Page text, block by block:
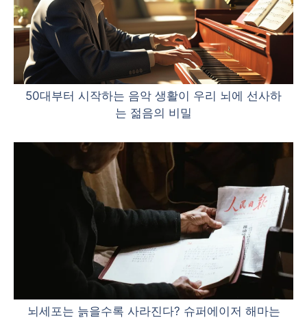
50대부터 시작하는 음악 생활이 우리 뇌에 선사하
는 젊음의 비밀
뇌세포는 늙을수록 사라진다? 슈퍼에이저 해마는